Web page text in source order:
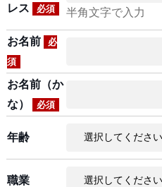
レス
必須 半角文字で入力
お名前
必
須
お名前（か
な）
必須
年齢
職業